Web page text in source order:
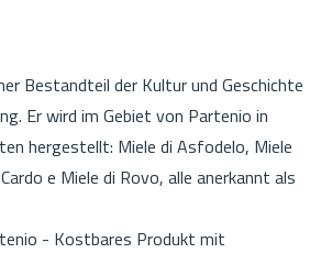
Bestandteil der Kultur und Geschichte
Er wird im Gebiet von Partenio in
hergestellt: Miele di Asfodelo, Miele
e Miele di Rovo, alle anerkannt als
- Kostbares Produkt mit